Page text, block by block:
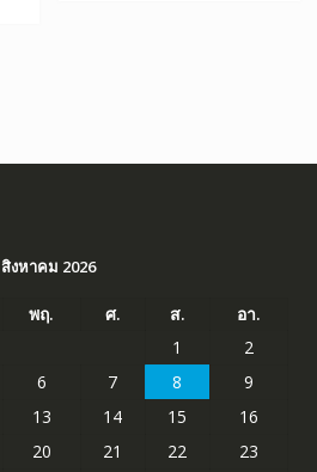
สิงหาคม 2026
พฤ. ศ. ส.
อา.
1
2
6 7 8
9
13 14 15
16
20 21 22
23